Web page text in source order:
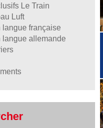
Le Train
Luft
langue française
langue allemande